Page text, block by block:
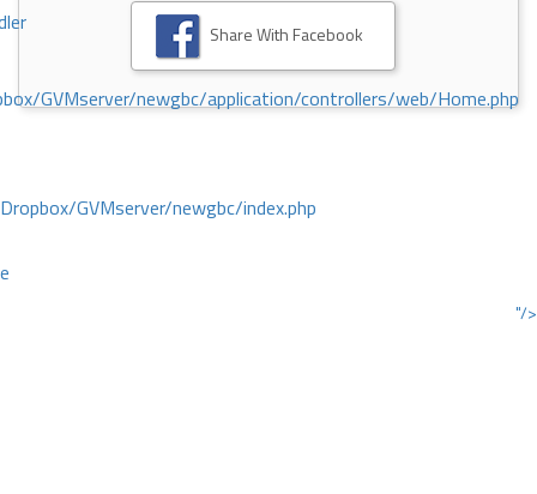
GVMserver/newgbc/application/controllers/web/Home.php
GVMserver/newgbc/index.php
"/>
Share With Facebook